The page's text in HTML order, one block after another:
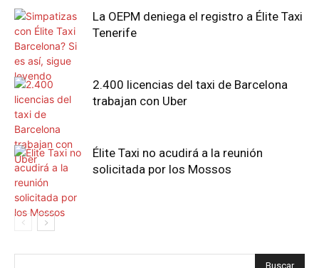
La OEPM deniega el registro a Élite Taxi
Tenerife
2.400 licencias del taxi de Barcelona
trabajan con Uber
Élite Taxi no acudirá a la reunión
solicitada por los Mossos